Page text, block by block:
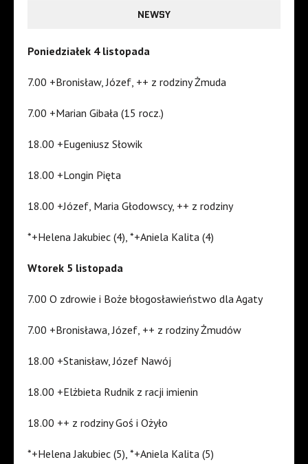
NEWSY
Poniedziałek 4 listopada
7.00 +Bronisław, Józef, ++ z rodziny Żmuda
7.00 +Marian Gibała (15 rocz.)
18.00 +Eugeniusz Słowik
18.00 +Longin Pięta
18.00 +Józef, Maria Głodowscy, ++ z rodziny
*+Helena Jakubiec (4), *+Aniela Kalita (4)
Wtorek 5 listopada
7.00 O zdrowie i Boże błogosławieństwo dla Agaty
7.00 +Bronisława, Józef, ++ z rodziny Żmudów
18.00 +Stanisław, Józef Nawój
18.00 +Elżbieta Rudnik z racji imienin
18.00 ++ z rodziny Goś i Ożyło
*+Helena Jakubiec (5), *+Aniela Kalita (5)